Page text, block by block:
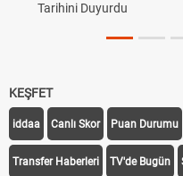
Tarihini Duyurdu
KEŞFET
iddaa Canlı Skor Puan Durumu
Transfer Haberleri TV'de Bugün